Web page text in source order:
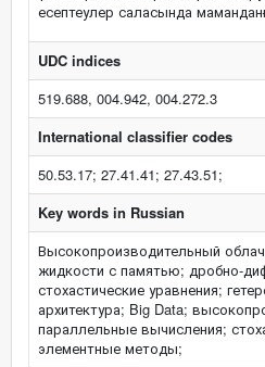
есептеулер саласында
UDC indices
519.688, 004.942, 004.272.3
International classifier codes
50.53.17; 27.41.41; 27.43.51;
Key words in Russian
Высокопроизводительный
жидкости с памятью; дробно-
стохастические уравнения;
архитектура; Big Data;
параллельные вычисления;
элементные методы;